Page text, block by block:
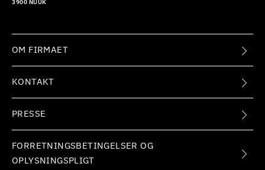
3900 NUUK
OM FIRMAET
KONTAKT
PRESSE
FORRETNINGSBETINGELSER OG
OPLYSNINGSPLIGT